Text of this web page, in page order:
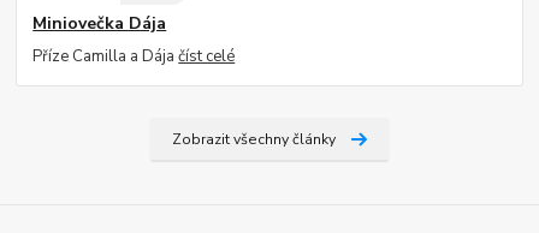
Miniovečka Dája
Příze Camilla a Dájačíst celé
Zobrazit všechny články